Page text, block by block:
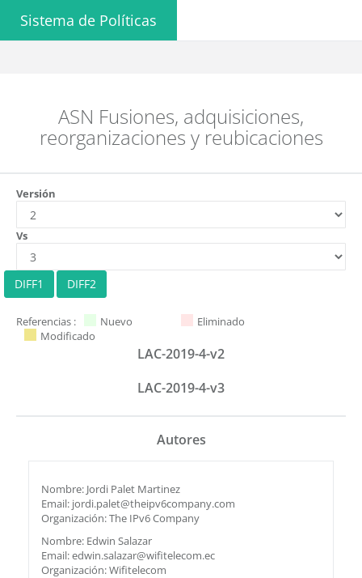
Sistema de Políticas
ASN Fusiones, adquisiciones,
reorganizaciones y reubicaciones
Versión
Vs
Referencias : Nuevo
Eliminado
Modificado
LAC-2019-4-v2
LAC-2019-4-v3
Autores
Nombre: Jordi Palet Martinez
Email: jordi.palet@theipv6company.com
Organización: The IPv6 Company
Nombre: Edwin Salazar
Email: edwin.salazar@wifitelecom.ec
Organización: Wifitelecom